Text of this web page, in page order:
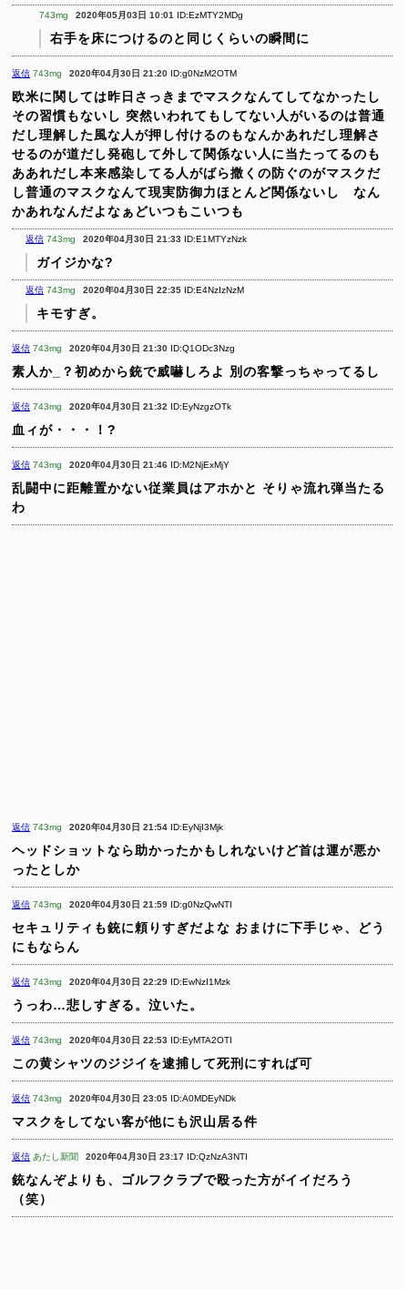
743mg 2020年05月03日 10:01 ID:EzMTY2MDg
右手を床につけるのと同じくらいの瞬間に
返信 743mg 2020年04月30日 21:20 ID:g0NzM2OTM
欧米に関しては昨日さっきまでマスクなんてしてなかったし
その習慣もないし 突然いわれてもしてない人がいるのは普通
だし理解した風な人が押し付けるのもなんかあれだし理解さ
せるのが道だし発砲して外して関係ない人に当たってるのも
ああれだし本来感染してる人がばら撒くの防ぐのがマスクだ
し普通のマスクなんて現実防御力ほとんど関係ないし なん
かあれなんだよなぁどいつもこいつも
返信 743mg 2020年04月30日 21:33 ID:E1MTYzNzk
ガイジかな?
返信 743mg 2020年04月30日 22:35 ID:E4NzIzNzM
キモすぎ。
返信 743mg 2020年04月30日 21:30 ID:Q1ODc3Nzg
素人か_？初めから銃で威嚇しろよ 別の客撃っちゃってるし
返信 743mg 2020年04月30日 21:32 ID:EyNzgzOTk
血ィが・・・！?
返信 743mg 2020年04月30日 21:46 ID:M2NjExMjY
乱闘中に距離置かない従業員はアホかと そりゃ流れ弾当たる
わ
返信 743mg 2020年04月30日 21:54 ID:EyNjI3Mjk
ヘッドショットなら助かったかもしれないけど首は運が悪か
ったとしか
返信 743mg 2020年04月30日 21:59 ID:g0NzQwNTI
セキュリティも銃に頼りすぎだよな おまけに下手じゃ、どう
にもならん
返信 743mg 2020年04月30日 22:29 ID:EwNzI1Mzk
うっわ…悲しすぎる。泣いた。
返信 743mg 2020年04月30日 22:53 ID:EyMTA2OTI
この黄シャツのジジイを逮捕して死刑にすれば可
返信 743mg 2020年04月30日 23:05 ID:A0MDEyNDk
マスクをしてない客が他にも沢山居る件
返信 あたし新聞 2020年04月30日 23:17 ID:QzNzA3NTI
銃なんぞよりも、ゴルフクラブで殴った方がイイだろう
（笑）